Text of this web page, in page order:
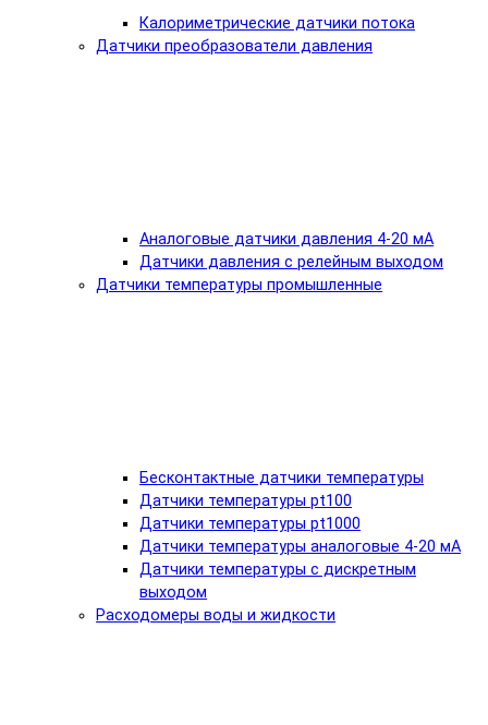
Калориметрические датчики потока
Датчики преобразователи давления
Аналоговые датчики давления 4-20 мА
Датчики давления с релейным выходом
Датчики температуры промышленные
Бесконтактные датчики температуры
Датчики температуры pt100
Датчики температуры pt1000
Датчики температуры аналоговые 4-20 мА
Датчики температуры с дискретным
выходом
Расходомеры воды и жидкости